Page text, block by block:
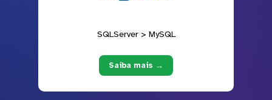
SQLServer > MySQL
Saiba mais →